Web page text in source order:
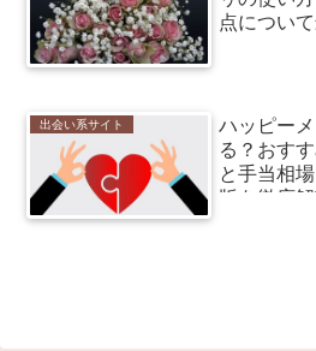
点につい
出会い系サイト
ハッピー
る？おす
と手当相
版を徹底解